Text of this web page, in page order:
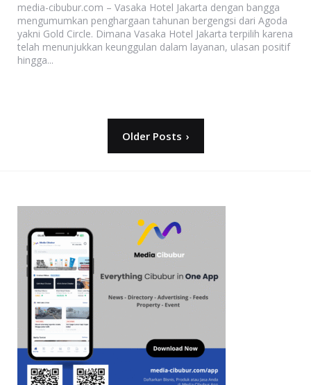
media-cibubur.com – Vasaka Hotel Jakarta dengan bangga
mengumumkan penghargaan tahunan bergengsi dari Agoda
yakni Gold Circle. Dimana Vasaka Hotel Jakarta terpilih karena
telah menunjukkan keunggulan dalam layanan, ulasan positif
hingga...
Older Posts